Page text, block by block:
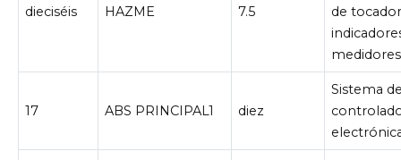
dieciséis HAZME 7.5
de
medidores
17 ABS PRINCIPAL1 diez
Sistema